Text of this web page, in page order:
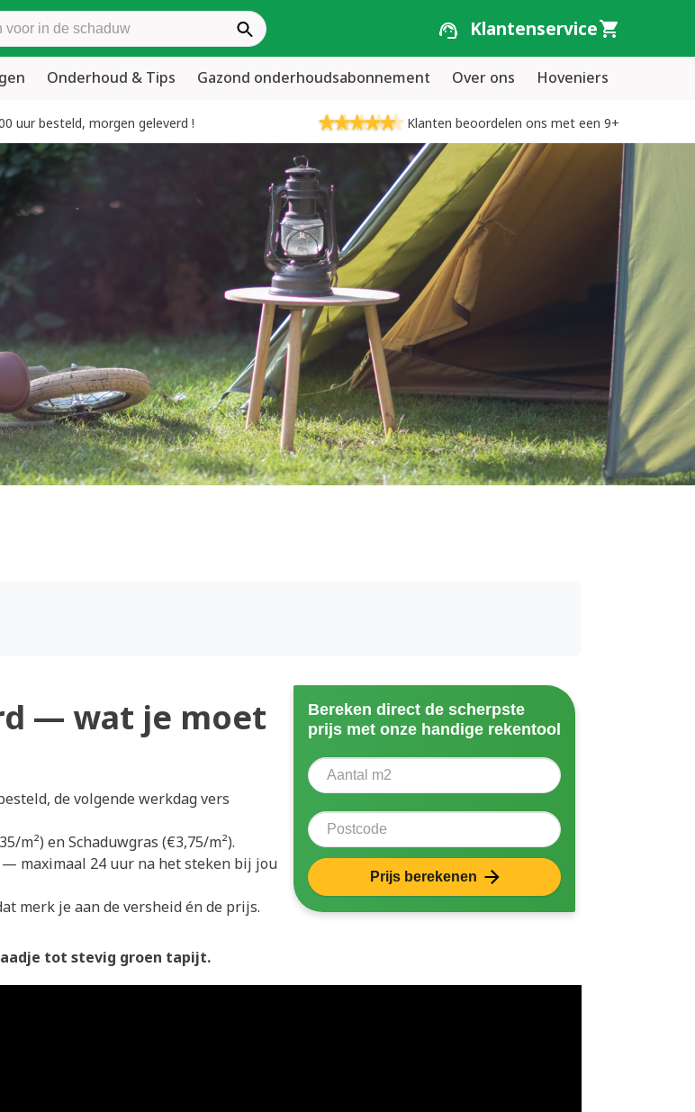
Klantenservice
Onderhoud & Tips Gazond onderhoudsabonnement Over ons Hoveniers
uur besteld, morgen geleverd ! Klanten beoordelen ons met een 9+
— wat je moet
de volgende werkdag vers
m²) en Schaduwgras (€3,75/m²).
maximaal 24 uur na het steken bij jou
merk je aan de versheid én de prijs.
Bereken direct de scherpste
prijs met onze handige rekentool
Aantal vierkante meter
Postcode
Prijs berekenen
tot stevig groen tapijt.